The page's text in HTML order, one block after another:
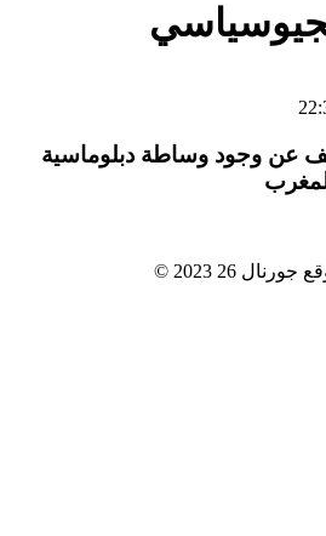
عن وجود وساطة دبلوماسية
26 2023 ©